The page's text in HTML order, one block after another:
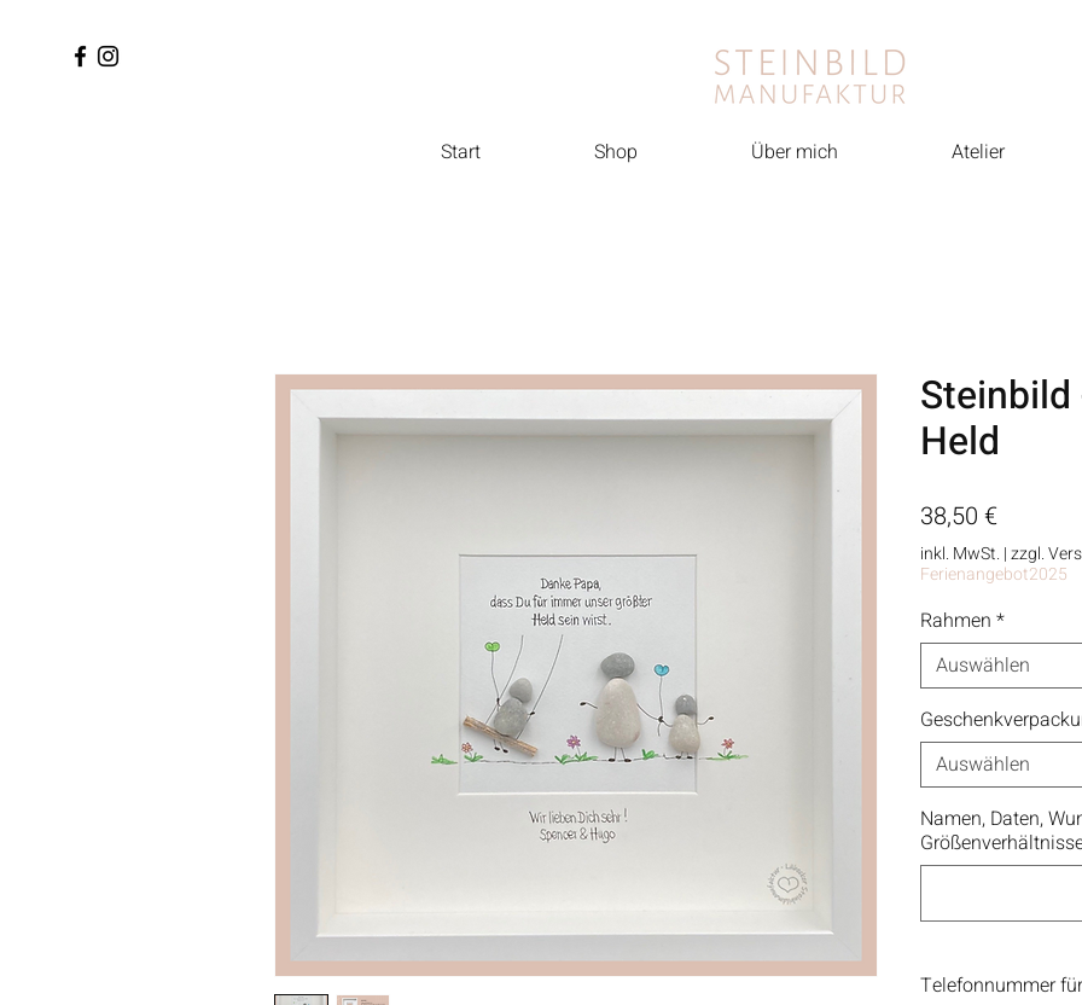
Start Shop Über mich Atelier
Steinbild
Held
38,50 €Preis
inkl. MwSt. |zzgl.
Ferienangebot2025
Rahmen *
Auswählen
Auswählen
Namen, Daten,
Telefonnummer